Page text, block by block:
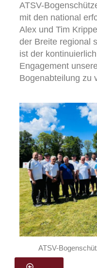
ATSV-
mit den national
Alex und Tim
der Breite regional
ist der
Engagement
Bogenabteilung zu
ATSV-